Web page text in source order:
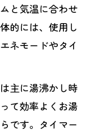
と気温に合わせ
的には、使用し
ネモードやタイ
主に湯沸かし時
て効率よくお湯
です。タイマー